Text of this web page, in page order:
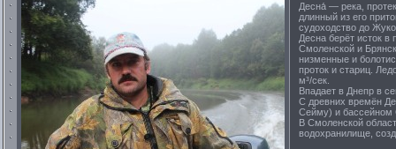
Десна́ — река,
длинный из его
судоходство до
Десна берёт исток
Смоленской и
низменные и
проток и стариц.
м³/сек.
Впадает в Днепр в
С древних времён
Сейму) и бассейном
В Смоленской
водохранилище,